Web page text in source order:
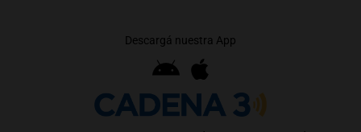
Descargá nuestra App